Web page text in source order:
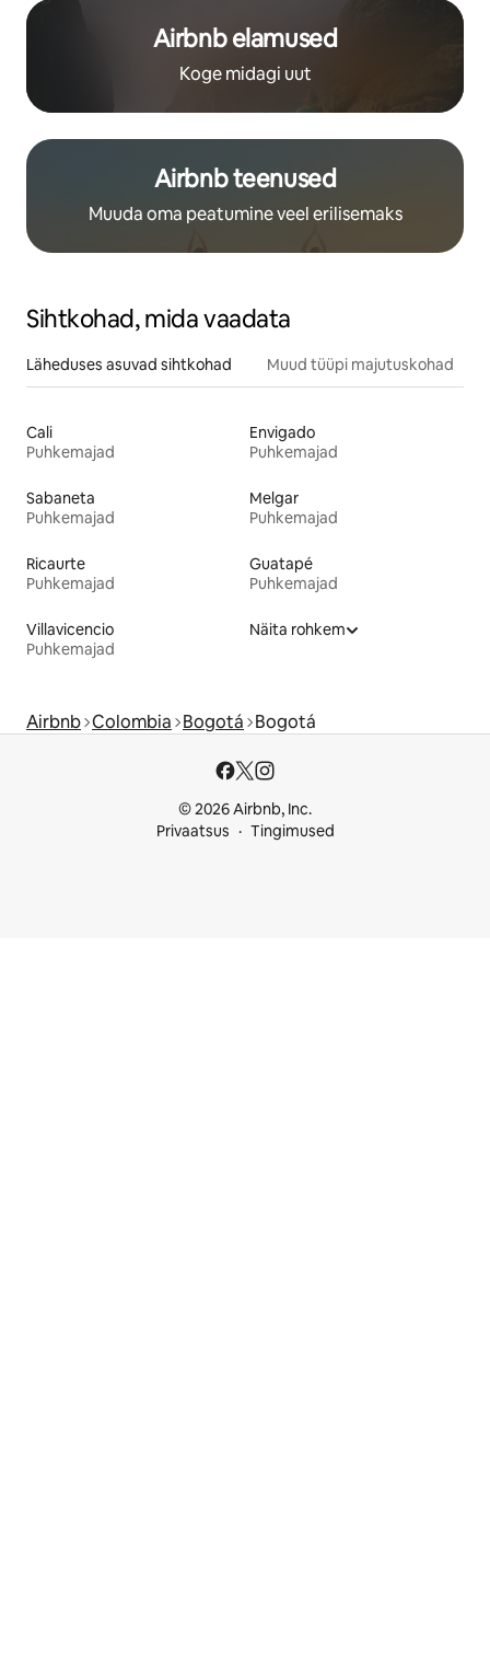
Airbnb elamused
Koge midagi uut
Airbnb teenused
Muuda oma peatumine veel erilisemaks
Sihtkohad, mida vaadata
Läheduses asuvad sihtkohad Muud tüüpi majutuskohad
Cali
Puhkemajad
Envigado
Puhkemajad
Sabaneta
Puhkemajad
Melgar
Puhkemajad
Ricaurte
Puhkemajad
Guatapé
Puhkemajad
Villavicencio
Puhkemajad
Näita rohkem
Airbnb Colombia Bogotá Bogotá
© 2026 Airbnb, Inc.
Privaatsus
Tingimused